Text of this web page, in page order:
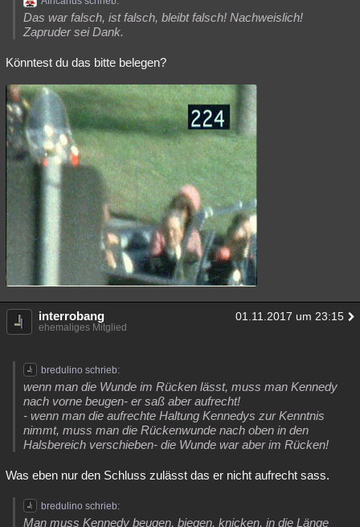
Das war falsch, ist falsch, bleibt falsch! Nachweislich!
Zapruder sei Dank.
Könntest du das bitte belegen?
interrobang 01.11.2017 um 23:15
ehemaliges Mitglied
bredulino schrieb:
wenn man die Wunde im Rücken lässt, muss man Kennedy
nach vorne beugen- er saß aber aufrecht!
- wenn man die aufrechte Haltung Kennedys zur Kenntnis
nimmt, muss man die Rückenwunde nach oben in den
Halsbereich verschieben- die Wunde war aber im Rücken!
Was eben nur den Schluss zulässt das er nicht aufrecht sass.
bredulino schrieb:
Man muss Kennedy beugen, biegen, knicken, in die Länge